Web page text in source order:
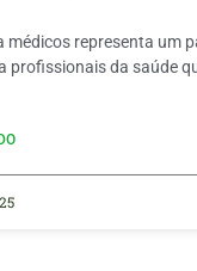
médicos representa um
profissionais da saúde